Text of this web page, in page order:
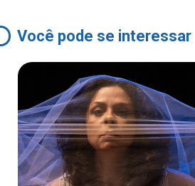
Você pode se interessar